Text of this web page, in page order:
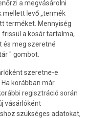
a megvásárolni
mellett levő „termék
terméket. Mennyiség
a kosár tartalma,
és meg szeretné
" gombot.
szeretne-e
korábban már
regisztráció során
vásárlóként
szükséges adatokat,